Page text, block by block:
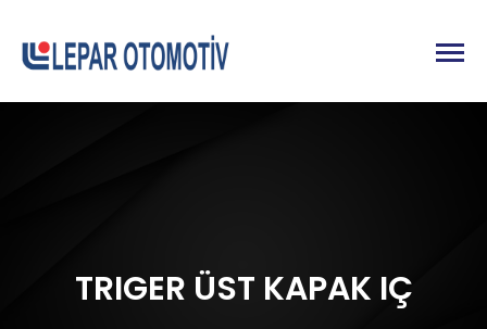
TRIGER ÜST KAPAK IÇ